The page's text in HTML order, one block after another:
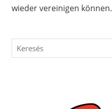
wieder vereinigen können.